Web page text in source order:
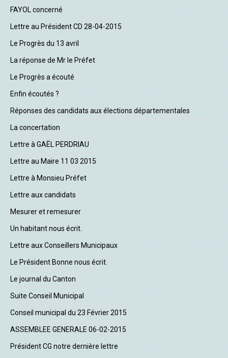
FAYOL concerné
Lettre au Président CD 28-04-2015
Le Progrès du 13 avril
La réponse de Mr le Préfet
Le Progrès a écouté
Enfin écoutés ?
Réponses des candidats aux élections départementales
La concertation
Lettre à GAËL PERDRIAU
Lettre au Maire 11 03 2015
Lettre à Monsieu Préfet
Lettre aux candidats
Mesurer et remesurer
Un habitant nous écrit.
Lettre aux Conseillers Municipaux
Le Président Bonne nous écrit.
Le journal du Canton
Suite Conseil Municipal
Conseil municipal du 23 Février 2015
ASSEMBLEE GENERALE 06-02-2015
Président CG notre dernière lettre